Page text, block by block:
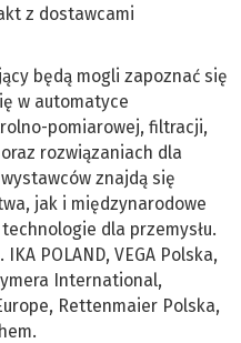
z dostawcami
będą mogli zapoznać się
w automatyce
pomiarowej, filtracji,
rozwiązaniach dla
znajdą się
jak i międzynarodowe
dla przemysłu.
POLAND, VEGA Polska,
International,
Rettenmaier Polska,